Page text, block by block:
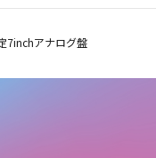
7inchアナログ盤